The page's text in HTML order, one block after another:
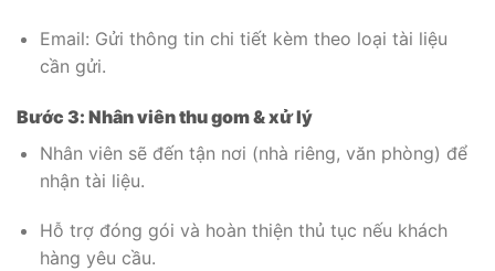
Email: Gửi thông tin chi tiết kèm theo loại tài liệu
cần gửi.
Bước 3: Nhân viên thu gom & xử lý
Nhân viên sẽ đến tận nơi (nhà riêng, văn phòng) để
nhận tài liệu.
Hỗ trợ đóng gói và hoàn thiện thủ tục nếu khách
hàng yêu cầu.